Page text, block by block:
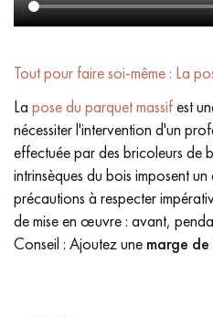
Tout pour faire soi-même : La
La pose du parquet massifest
nécessiter l'intervention d'un
effectuée par des bricoleurs de
intrinsèques du bois imposent
précautions à respecter
de mise en œuvre : avant,
Conseil : Ajoutez une marge